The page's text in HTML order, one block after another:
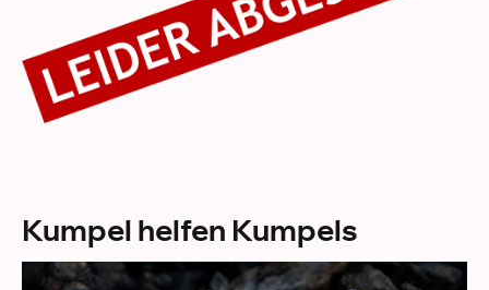
Kumpel helfen Kumpels